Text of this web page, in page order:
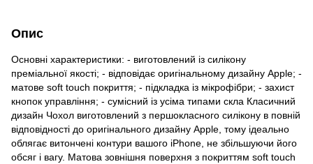
Опис
Основні характеристики: - виготовлений із силікону
преміальної якості; - відповідає оригінальному дизайну Apple; -
матове soft touch покриття; - підкладка із мікрофібри; - захист
кнопок управління; - сумісний із усіма типами скла Класичний
дизайн Чохол виготовлений з першокласного силікону в повній
відповідності до оригінального дизайну Apple, тому ідеально
облягає витончені контури вашого iPhone, не збільшуючи його
обсяг і вагу. Матова зовнішня поверхня з покриттям soft touch